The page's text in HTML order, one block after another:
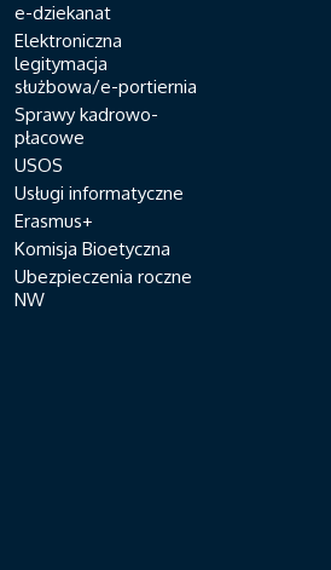
e-dziekanat
Elektroniczna
legitymacja
służbowa/e-portiernia
Sprawy kadrowo-
płacowe
USOS
Usługi informatyczne
Erasmus+
Komisja Bioetyczna
Ubezpieczenia roczne
NW